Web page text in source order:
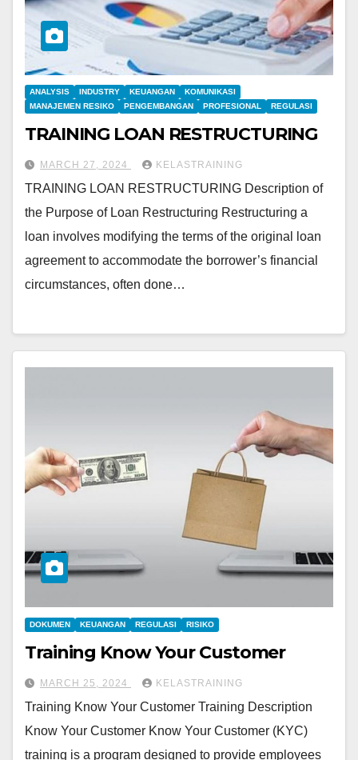
ANALYSIS INDUSTRY KEUANGAN
KOMUNIKASI
MANAJEMEN RESIKO
PENGEMBANGAN PROFESIONAL REGULASI
TRAINING LOAN RESTRUCTURING
MARCH 27, 2024 KELASTRAINING
TRAINING LOAN RESTRUCTURING Description of
the Purpose of Loan Restructuring Restructuring a
loan involves modifying the terms of the original loan
agreement to accommodate the borrower’s financial
circumstances, often done…
DOKUMEN KEUANGAN REGULASI RISIKO
Training Know Your Customer
MARCH 25, 2024 KELASTRAINING
Training Know Your Customer Training Description
Know Your Customer Know Your Customer (KYC)
training is a program designed to provide employees